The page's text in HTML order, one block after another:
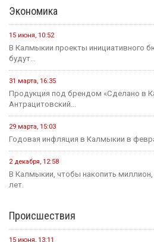
Культура
31 июля, 10:17
Калмыкия готовится вновь принять
26 июля, 12:31
В этом году героическому эпосу
24 июля, 12:29
В Калмыкии, в Национальной
прошла...
20 июля, 09:39
Сегодня — Международный день
Спорт
15 июня, 07:55